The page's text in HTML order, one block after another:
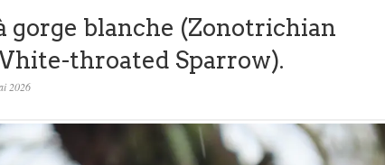
gorge blanche (Zonotrichian
throated Sparrow).
2026